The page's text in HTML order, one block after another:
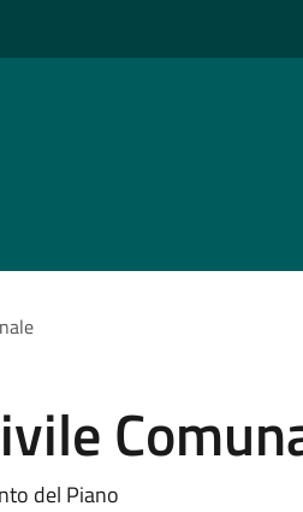
del Piano